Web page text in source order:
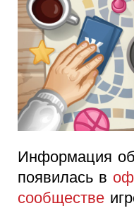
Информация
появилась в
сообществе